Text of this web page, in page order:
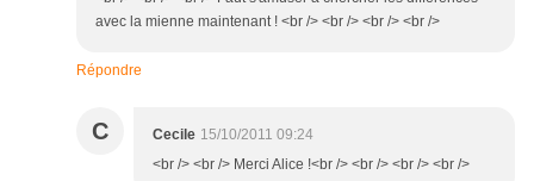
avec la mienne maintenant ! <br /> <br /> <br /> <br />
Répondre
C Cecile 15/10/2011 09:24
<br /> <br /> Merci Alice !<br /> <br /> <br /> <br />